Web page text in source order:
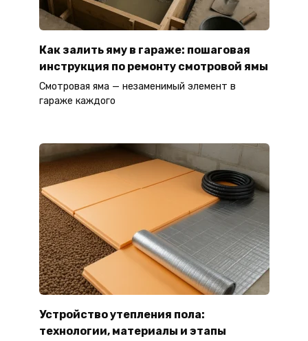
Как залить яму в гараже: пошаговая
инструкция по ремонту смотровой ямы
Смотровая яма — незаменимый элемент в
гараже каждого
Устройство утепления пола:
технологии, материалы и этапы